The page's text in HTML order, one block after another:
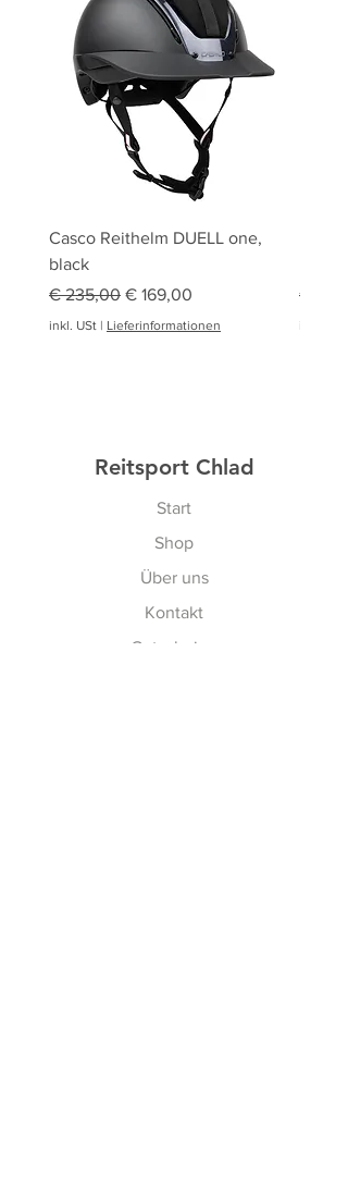
Casco Reithelm DUELL one,
black
Standardpreis
€ 235,00 Sale-Preis
€ 169,00
inkl. USt | Lieferinformationen
€
Reitsport Chlad
Start
Shop
Über uns
Kontakt
Gutscheine